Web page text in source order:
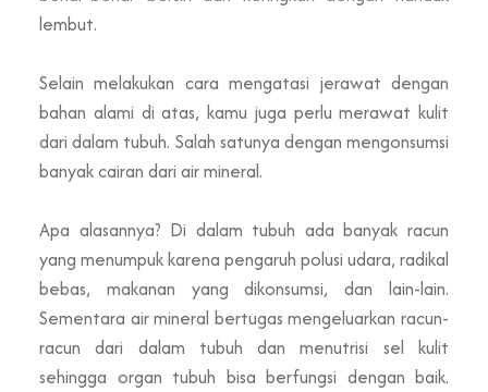
lembut.
Selain melakukan cara mengatasi jerawat dengan
bahan alami di atas, kamu juga perlu merawat kulit
dari dalam tubuh. Salah satunya dengan mengonsumsi
banyak cairan dari air mineral.
Apa alasannya? Di dalam tubuh ada banyak racun
yang menumpuk karena pengaruh polusi udara, radikal
bebas, makanan yang dikonsumsi, dan lain-lain.
Sementara air mineral bertugas mengeluarkan racun-
racun dari dalam tubuh dan menutrisi sel kulit
sehingga organ tubuh bisa berfungsi dengan baik.